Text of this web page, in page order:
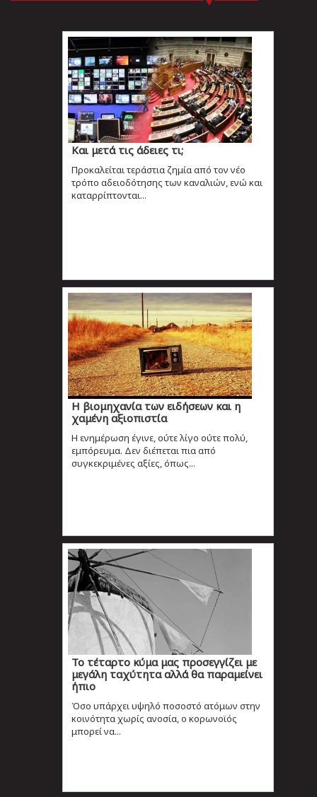
Και μετά τις άδειες τι;
Προκαλείται τεράστια ζημία από τον νέο
τρόπο αδειοδότησης των καναλιών, ενώ και
καταρρίπτονται...
Η βιομηχανία των ειδήσεων και η
χαμένη αξιοπιστία
Η ενημέρωση έγινε, ούτε λίγο ούτε πολύ,
εμπόρευμα. Δεν διέπεται πια από
συγκεκριμένες αξίες, όπως...
Το τέταρτο κύμα μας προσεγγίζει με
μεγάλη ταχύτητα αλλά θα παραμείνει
ήπιο
Όσο υπάρχει υψηλό ποσοστό ατόμων στην
κοινότητα χωρίς ανοσία, ο κορωνοϊός
μπορεί να...